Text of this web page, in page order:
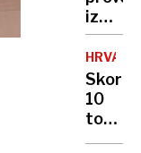
v
družbi
zveri
iz
Putin
Evropo
z
Skoraj
10
ton
pršuta